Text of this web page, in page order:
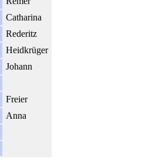
Catharina
Rederitz
Heidkrüger
Johann
Freier
Anna